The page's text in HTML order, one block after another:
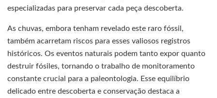
especializadas para preservar cada peça descoberta.
As chuvas, embora tenham revelado este raro fóssil,
também acarretam riscos para esses valiosos registros
históricos. Os eventos naturais podem tanto expor quanto
destruir fósiles, tornando o trabalho de monitoramento
constante crucial para a paleontologia. Esse equilíbrio
delicado entre descoberta e conservação destaca a